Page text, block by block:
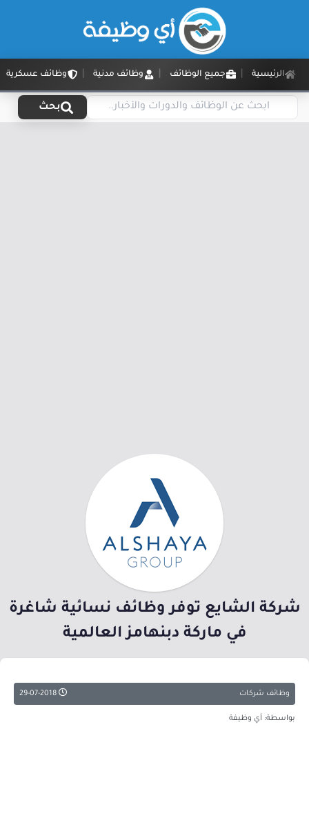
الرئيسية جميع الوظائف وظائف مدنية وظائف عسكرية
بحث
شركة الشايع توفر وظائف نسائية شاغرة
في ماركة دبنهامز العالمية
وظائف شركات
بواسطة: أي وظيفة